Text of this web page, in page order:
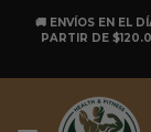
🚚 ENVÍOS EN EL
PARTIR DE